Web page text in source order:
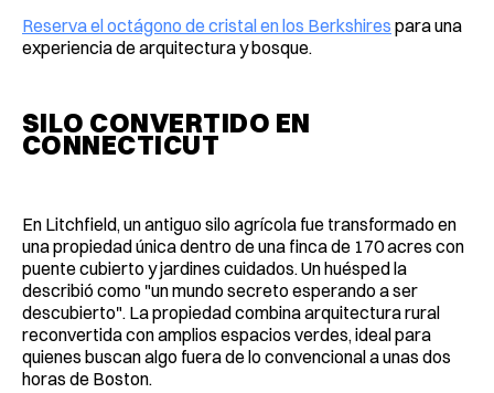
Reserva el octágono de cristal en los Berkshires para una
experiencia de arquitectura y bosque.
SILO CONVERTIDO EN
CONNECTICUT
En Litchfield, un antiguo silo agrícola fue transformado en
una propiedad única dentro de una finca de 170 acres con
puente cubierto y jardines cuidados. Un huésped la
describió como "un mundo secreto esperando a ser
descubierto". La propiedad combina arquitectura rural
reconvertida con amplios espacios verdes, ideal para
quienes buscan algo fuera de lo convencional a unas dos
horas de Boston.